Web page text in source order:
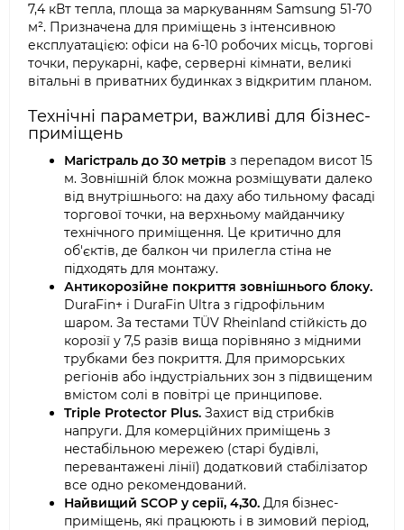
7,4 кВт тепла, площа за маркуванням Samsung 51-70
м². Призначена для приміщень з інтенсивною
експлуатацією: офіси на 6-10 робочих місць, торгові
точки, перукарні, кафе, серверні кімнати, великі
вітальні в приватних будинках з відкритим планом.
Технічні параметри, важливі для бізнес-
приміщень
Магістраль до 30 метрів з перепадом висот 15
м. Зовнішній блок можна розміщувати далеко
від внутрішнього: на даху або тильному фасаді
торгової точки, на верхньому майданчику
технічного приміщення. Це критично для
об'єктів, де балкон чи прилегла стіна не
підходять для монтажу.
Антикорозійне покриття зовнішнього блоку.
DuraFin+ і DuraFin Ultra з гідрофільним
шаром. За тестами TÜV Rheinland стійкість до
корозії у 7,5 разів вища порівняно з мідними
трубками без покриття. Для приморських
регіонів або індустріальних зон з підвищеним
вмістом солі в повітрі це принципове.
Triple Protector Plus. Захист від стрибків
напруги. Для комерційних приміщень з
нестабільною мережею (старі будівлі,
перевантажені лінії) додатковий стабілізатор
все одно рекомендований.
Найвищий SCOP у серії, 4,30. Для бізнес-
приміщень, які працюють і в зимовий період,